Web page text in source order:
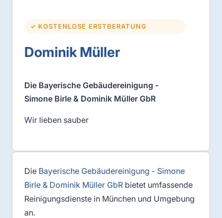
✓ KOSTENLOSE ERSTBERATUNG
Dominik Müller
Die Bayerische Gebäudereinigung -
Simone Birle & Dominik Müller GbR
Wir lieben sauber
Die Bayerische Gebäudereinigung - Simone
Birle & Dominik Müller GbR bietet umfassende
Reinigungsdienste in München und Umgebung
an.